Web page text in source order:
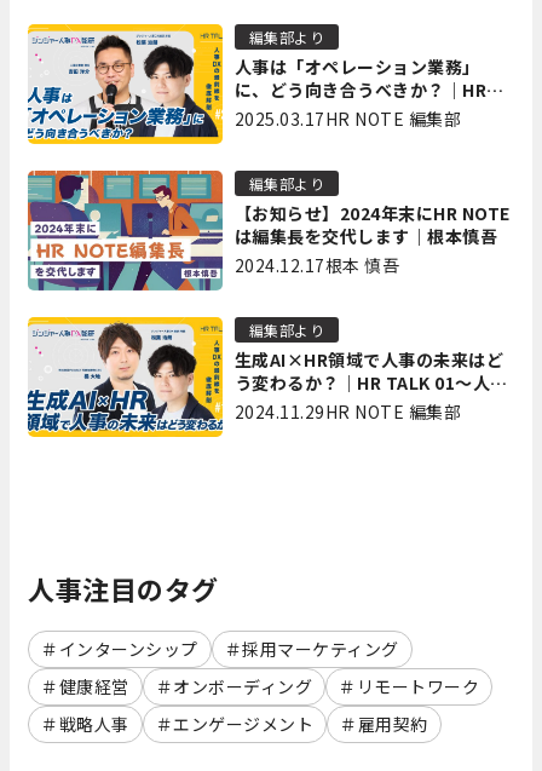
人事は「オペレーション業務」
に、どう向き合うべきか？｜HR
TALK 02～人事DXの最前線を徹底
編集部より
2025.03.17HR NOTE 編集部
【お知らせ】2024年末にHR NOTE
は編集長を交代します｜根本慎吾
編集部より
2024.12.17根本 慎吾
生成AI×HR領域で人事の未来はど
う変わるか？｜HR TALK 01～人事
DXの最前線を徹底解剖～
編集部より
2024.11.29HR NOTE 編集部
人事注目のタグ
インターンシップ
採用マーケティング
健康経営
オンボーディング
リモートワーク
戦略人事
エンゲージメント 雇用契約